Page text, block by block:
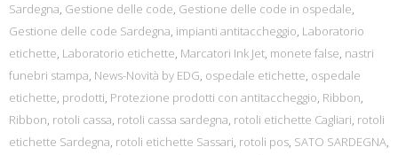
Sardegna, Gestione delle code, Gestione delle code in ospedale,
Gestione delle code Sardegna, impianti antitaccheggio, Laboratorio
etichette, Laboratorio etichette, Marcatori Ink Jet, monete false, nastri
funebri stampa, News-Novità by EDG, ospedale etichette, ospedale
etichette, prodotti, Protezione prodotti con antitaccheggio, Ribbon,
Ribbon, rotoli cassa, rotoli cassa sardegna, rotoli etichette Cagliari, rotoli
etichette Sardegna, rotoli etichette Sassari, rotoli pos, SATO SARDEGNA,